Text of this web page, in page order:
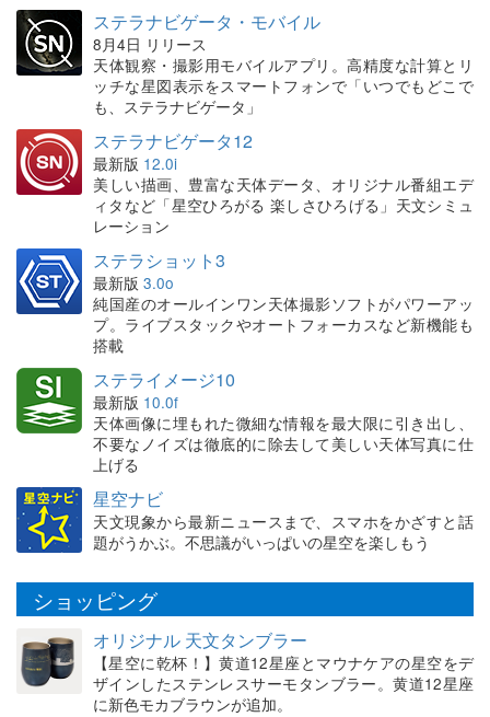
ステラナビゲータ・モバイル
8月4日 リリース
天体観察・撮影用モバイルアプリ。高精度な計算とリ
ッチな星図表示をスマートフォンで「いつでもどこで
も、ステラナビゲータ」
ステラナビゲータ12
最新版 12.0i
美しい描画、豊富な天体データ、オリジナル番組エデ
ィタなど「星空ひろがる 楽しさひろげる」天文シミュ
レーション
ステラショット3
最新版 3.0o
純国産のオールインワン天体撮影ソフトがパワーアッ
プ。ライブスタックやオートフォーカスなど新機能も
搭載
ステライメージ10
最新版 10.0f
天体画像に埋もれた微細な情報を最大限に引き出し、
不要なノイズは徹底的に除去して美しい天体写真に仕
上げる
星空ナビ
天文現象から最新ニュースまで、スマホをかざすと話
題がうかぶ。不思議がいっぱいの星空を楽しもう
ショッピング
オリジナル 天文タンブラー
【星空に乾杯！】黄道12星座とマウナケアの星空をデ
ザインしたステンレスサーモタンブラー。黄道12星座
に新色モカブラウンが追加。